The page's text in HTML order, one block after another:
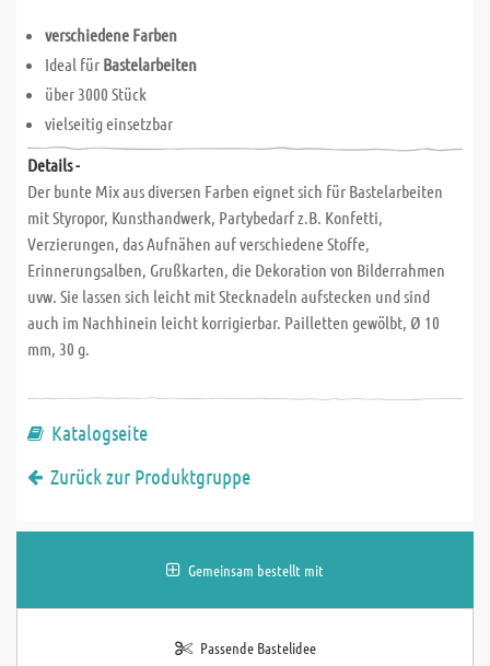
verschiedene Farben
Ideal für Bastelarbeiten
über 3000 Stück
vielseitig einsetzbar
Details -
Der bunte Mix aus diversen Farben eignet sich für Bastelarbeiten
mit Styropor, Kunsthandwerk, Partybedarf z.B. Konfetti,
Verzierungen, das Aufnähen auf verschiedene Stoffe,
Erinnerungsalben, Grußkarten, die Dekoration von Bilderrahmen
uvw. Sie lassen sich leicht mit Stecknadeln aufstecken und sind
auch im Nachhinein leicht korrigierbar. Pailletten gewölbt, Ø 10
mm, 30 g.
Katalogseite
Zurück zur Produktgruppe
Gemeinsam bestellt mit
Passende Bastelidee